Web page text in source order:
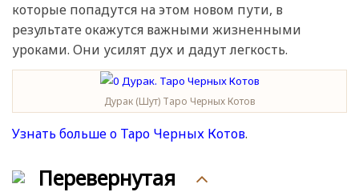
которые попадутся на этом новом пути, в
результате окажутся важными жизненными
уроками. Они усилят дух и дадут легкость.
Дурак (Шут) Таро Черных Котов
Узнать больше о Таро Черных Котов.
Перевернутая